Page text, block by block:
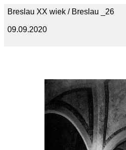
Breslau XX wiek / Breslau _26
09.09.2020